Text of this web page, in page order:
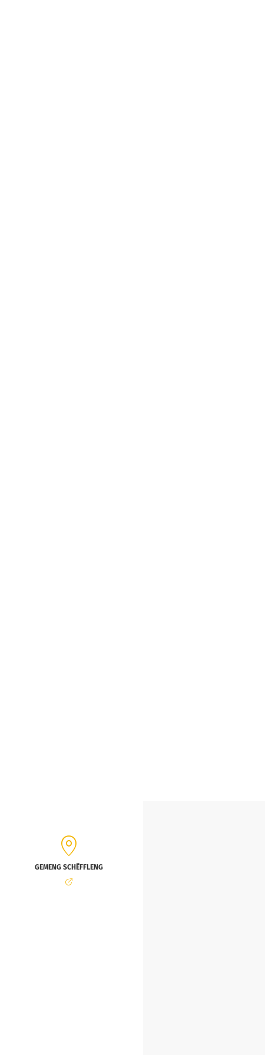
GEMENG SCHËFFLENG